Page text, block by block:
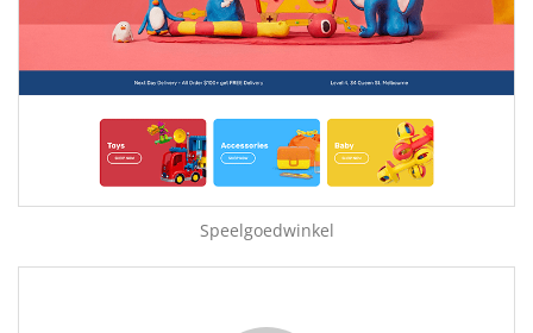
Speelgoedwinkel